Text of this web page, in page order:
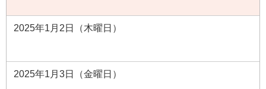
2025年1月2日（木曜日）
2025年1月3日（金曜日）